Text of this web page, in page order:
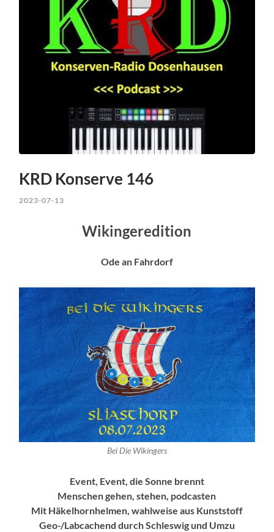
KRD Konserve 146
2023-07-13
Wikingeredition
Ode an Fahrdorf
Bei Die Wikingers
Event, Event, die Sonne brennt
Menschen gehen, stehen, podcasten
Mit Häkelhornhelmen, wahlweise aus Kunststoff
Geo-/Labcachend durch Schleswig und Umzu